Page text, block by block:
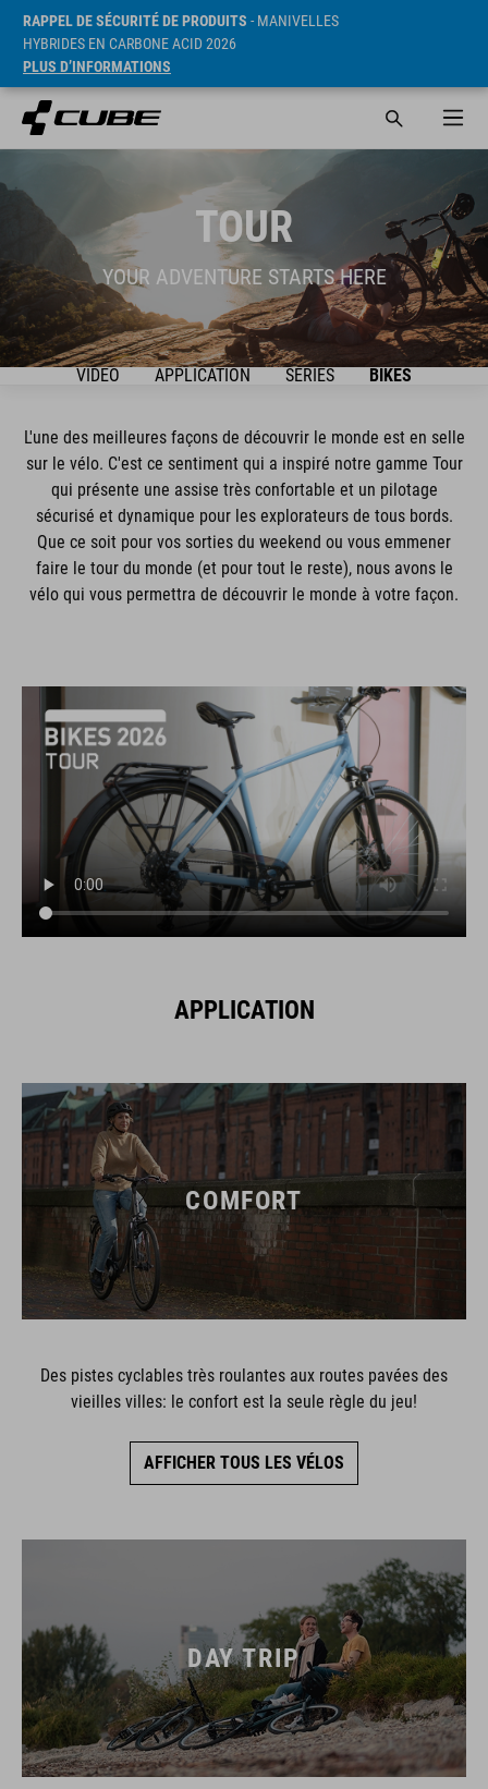
RAPPEL DE SÉCURITÉ DE PRODUITS - MANIVELLES
HYBRIDES EN CARBONE ACID 2026
PLUS D’INFORMATIONS
TOUR
YOUR ADVENTURE STARTS HERE
VIDEO APPLICATION SÉRIES BIKES
L'une des meilleures façons de découvrir le monde est en selle
sur le vélo. C'est ce sentiment qui a inspiré notre gamme Tour
qui présente une assise très confortable et un pilotage
sécurisé et dynamique pour les explorateurs de tous bords.
Que ce soit pour vos sorties du weekend ou vous emmener
faire le tour du monde (et pour tout le reste), nous avons le
vélo qui vous permettra de découvrir le monde à votre façon.
APPLICATION
COMFORT
Des pistes cyclables très roulantes aux routes pavées des
vieilles villes: le confort est la seule règle du jeu!
AFFICHER TOUS LES VÉLOS
DAY TRIP